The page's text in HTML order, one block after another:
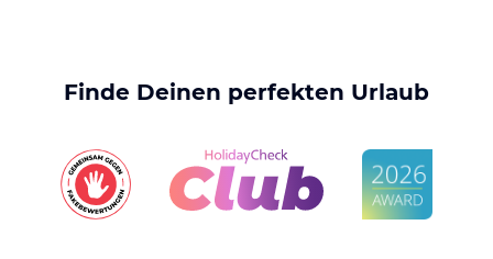
Finde Deinen perfekten Urlaub